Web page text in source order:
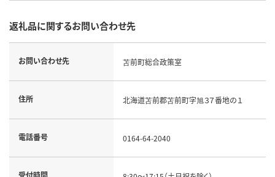
返礼品に関するお問い合わせ先
お問い合わせ先 苫前町総合政策室
住所 北海道苫前郡苫前町字旭３７番地の１
電話番号 0164-64-2040
受付時間